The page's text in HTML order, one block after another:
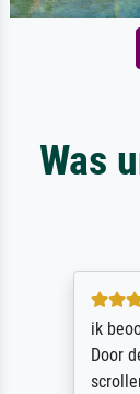
Was
ik
Door